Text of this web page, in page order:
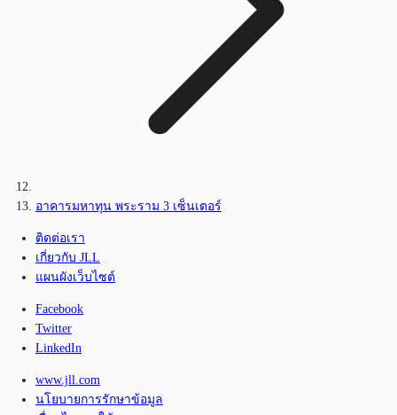
อาคารมหาทุน พระราม 3 เซ็นเตอร์
ติดต่อเรา
เกี่ยวกับ JLL
แผนผังเว็บไซต์
Facebook
Twitter
LinkedIn
www.jll.com
นโยบายการรักษาข้อมูล